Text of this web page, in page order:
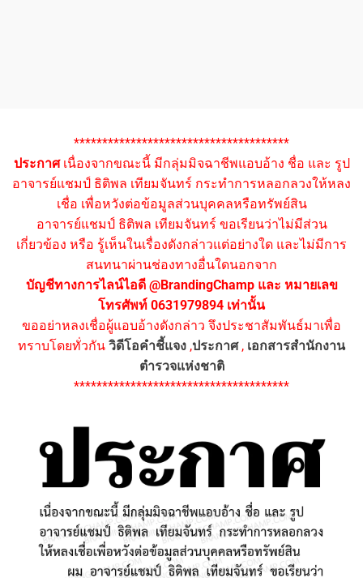
**************************************
ประกาศเนื่องจากขณะนี้ มีกลุ่มมิจฉาชีพแอบอ้าง ชื่อ และ รูป
อาจารย์แชมป์ ธิติพล เทียมจันทร์ กระทำการหลอกลวงให้หลง
เชื่อ เพื่อหวังต่อข้อมูลส่วนบุคคลหรือทรัพย์สิน
อาจารย์แชมป์ ธิติพล เทียมจันทร์ ขอเรียนว่าไม่มีส่วน
เกี่ยวข้อง หรือ รู้เห็นในเรื่องดังกล่าวแต่อย่างใด และไม่มีการ
สนทนาผ่านช่องทางอื่นใดนอกจาก
บัญชีทางการไลน์ไอดี @BrandingChamp และ หมายเลข
โทรศัพท์ 0631979894 เท่านั้น
ขออย่าหลงเชื่อผู้แอบอ้างดังกล่าว จึงประชาสัมพันธ์มาเพื่อ
ทราบโดยทั่วกัน วิดีโอคำชี้แจง ,ประกาศ, เอกสารสำนักงาน
ตำรวจแห่งชาติ
**************************************